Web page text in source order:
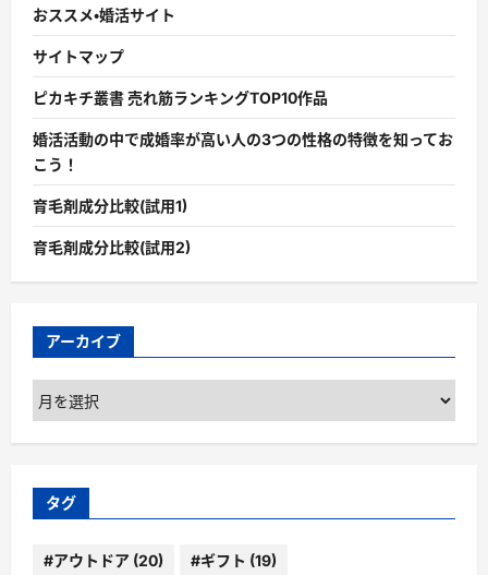
おススメ・婚活サイト
サイトマップ
ピカキチ叢書 売れ筋ランキングTOP10作品
婚活活動の中で成婚率が高い人の3つの性格の特徴を知ってお
こう！
育毛剤成分比較(試用1)
育毛剤成分比較(試用2)
アーカイブ
ア
ー
カ
ブ
タグ
#アウトドア (20) #ギフト (19)